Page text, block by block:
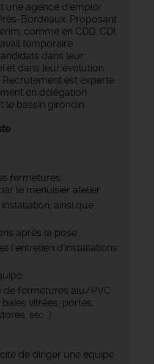
une agence d'emploi
Bordeaux. Proposant
comme en CDD, CDI,
temporaire
dans leur
et dans leur évolution
est experte
en délégation
le bassin girondin.
fermetures
le menuisier atelier
ainsi que
après la pose
l’entretien d’installations
de fermetures alu/PVC
vitrées, portes,
etc...)
de diriger une équipe